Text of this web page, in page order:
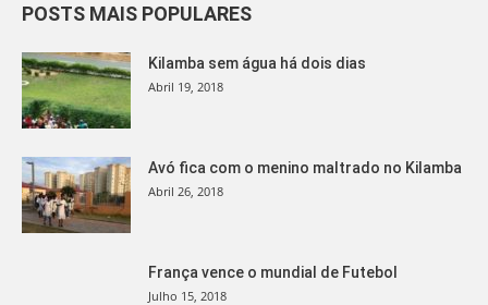
POSTS MAIS POPULARES
Kilamba sem água há dois dias
Abril 19, 2018
Avó fica com o menino maltrado no Kilamba
Abril 26, 2018
França vence o mundial de Futebol
Julho 15, 2018